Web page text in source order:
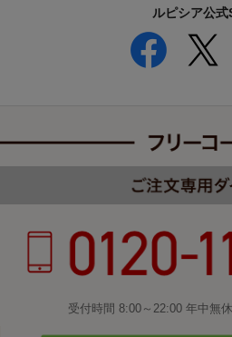
ルピシア公式
受付時間 8:00～22:00 年中無